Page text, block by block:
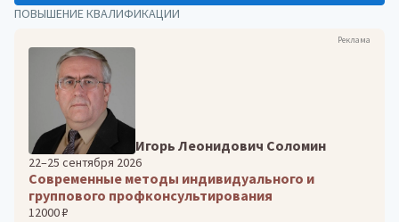
ПОВЫШЕНИЕ КВАЛИФИКАЦИИ
Реклама
Игорь Леонидович Соломин
22–25 сентября 2026
Современные методы индивидуального и
группового профконсультирования
12000 ₽